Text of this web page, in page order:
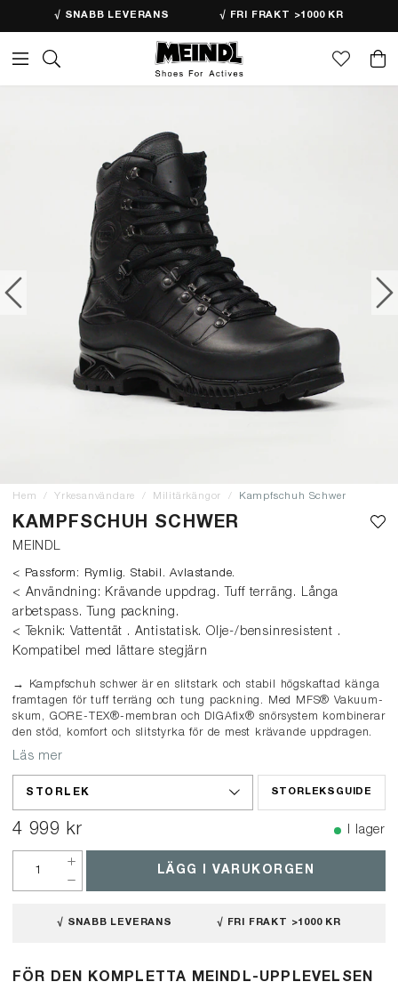
√ SNABB LEVERANS √ FRI FRAKT >1000 KR
Hem Yrkesanvändare Militärkängor Kampfschuh Schwer
KAMPFSCHUH SCHWER
MEINDL
< Passform: Rymlig. Stabil. Avlastande.
< Användning: Krävande uppdrag. Tuff terräng. Långa
arbetspass. Tung packning.
< Teknik: Vattentät . Antistatisk. Olje-/bensinresistent .
Kompatibel med lättare stegjärn
→ Kampfschuh schwer är en slitstark och stabil högskaftad känga
framtagen för tuff terräng och tung packning. Med MFS® Vakuum-
skum, GORE-TEX®-membran och DIGAfix® snörsystem kombinerar
den stöd, komfort och slitstyrka för de mest krävande uppdragen.
Läs mer
STORLEKSGUIDE
STORLEK
4 999 kr I lager
LÄGG I VARUKORGEN
√ SNABB LEVERANS √ FRI FRAKT >1000 KR
FÖR DEN KOMPLETTA MEINDL-UPPLEVELSEN